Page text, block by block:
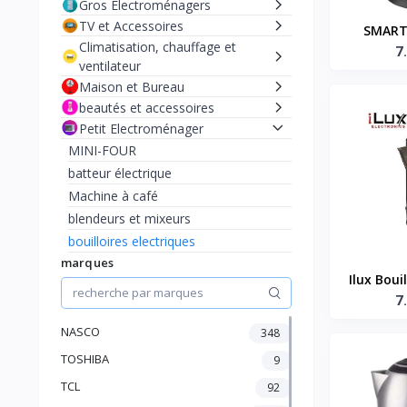
Gros Electroménagers
TV et Accessoires
Climatisation, chauffage et
ventilateur
Maison et Bureau
beautés et accessoires
Petit Electroménager
MINI-FOUR
batteur électrique
Machine à café
blendeurs et mixeurs
bouilloires electriques
fer a repasser
micro-onde
cuiseur de riz
ustensile de cuisine
extracteur de jus
marques
NASCO 348
TOSHIBA 9
TCL 92
Ilux
LXK-